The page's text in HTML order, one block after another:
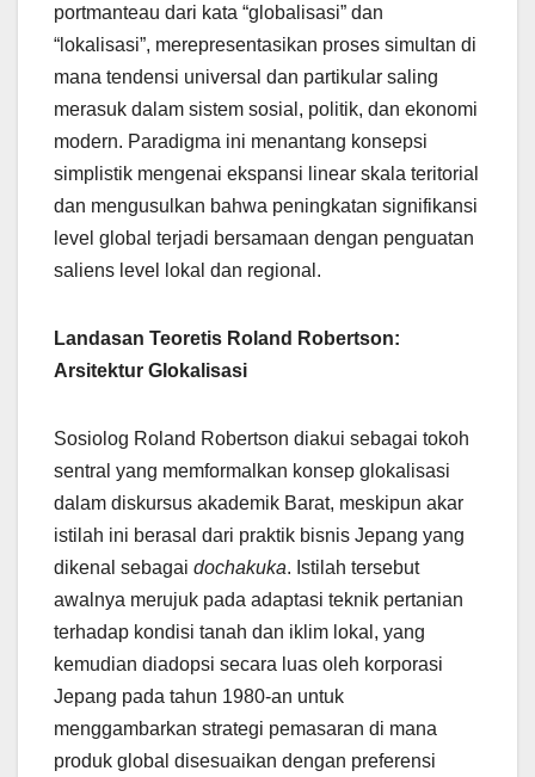
portmanteau dari kata “globalisasi” dan
“lokalisasi”, merepresentasikan proses simultan di
mana tendensi universal dan partikular saling
merasuk dalam sistem sosial, politik, dan ekonomi
modern. Paradigma ini menantang konsepsi
simplistik mengenai ekspansi linear skala teritorial
dan mengusulkan bahwa peningkatan signifikansi
level global terjadi bersamaan dengan penguatan
saliens level lokal dan regional.
Landasan Teoretis Roland Robertson:
Arsitektur Glokalisasi
Sosiolog Roland Robertson diakui sebagai tokoh
sentral yang memformalkan konsep glokalisasi
dalam diskursus akademik Barat, meskipun akar
istilah ini berasal dari praktik bisnis Jepang yang
dikenal sebagai dochakuka. Istilah tersebut
awalnya merujuk pada adaptasi teknik pertanian
terhadap kondisi tanah dan iklim lokal, yang
kemudian diadopsi secara luas oleh korporasi
Jepang pada tahun 1980-an untuk
menggambarkan strategi pemasaran di mana
produk global disesuaikan dengan preferensi